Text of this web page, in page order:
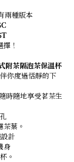
兩種版本
！
茶隔泡茶保溫杯
你度過恬靜的下
時隨地享受茗茶生
葉。
計
身
。